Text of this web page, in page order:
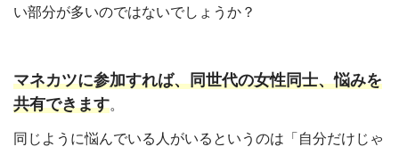
い部分が多いのではないでしょうか？
マネカツに参加すれば、同世代の女性同士、悩みを
共有できます。
同じように悩んでいる人がいるというのは「自分だけじゃ